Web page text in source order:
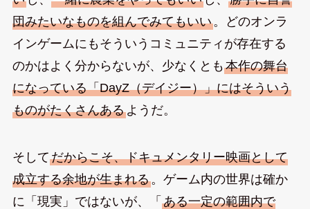
団みたいなものを組んでみてもいい。どのオンラ
インゲームにもそういうコミュニティが存在する
のかはよく分からないが、少なくとも本作の舞台
になっている「DayZ（デイジー）」にはそういう
ものがたくさんあるようだ。
そしてだからこそ、ドキュメンタリー映画として
成立する余地が生まれる。ゲーム内の世界は確か
に「現実」ではないが、「 ある一定の範囲内で